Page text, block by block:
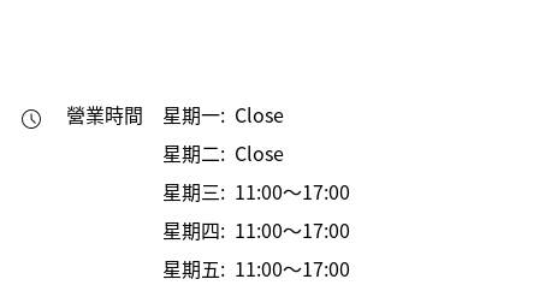
營業時間
星期一: Close
星期二: Close
星期三: 11:00～17:00
星期四: 11:00～17:00
星期五: 11:00～17:00